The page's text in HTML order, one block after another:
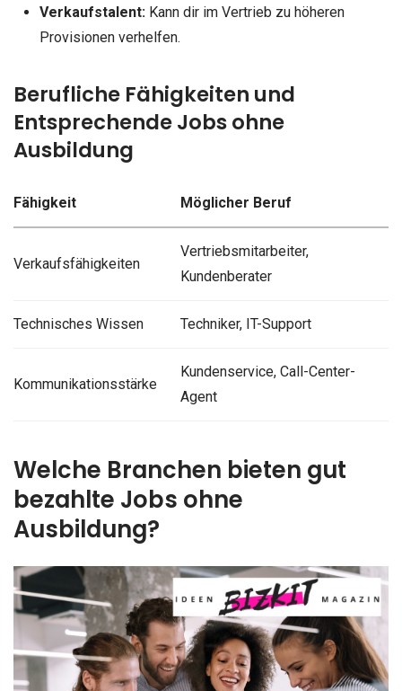
Verkaufstalent:Kann dir im Vertrieb zu höheren
Provisionen verhelfen.
Berufliche Fähigkeiten und
Entsprechende Jobs ohne
Ausbildung
Fähigkeit Möglicher Beruf
Verkaufsfähigkeiten
Vertriebsmitarbeiter,
Kundenberater
Technisches Wissen Techniker, IT-Support
Kommunikationsstärke
Kundenservice, Call-Center-
Agent
Welche Branchen bieten gut
bezahlte Jobs ohne
Ausbildung?